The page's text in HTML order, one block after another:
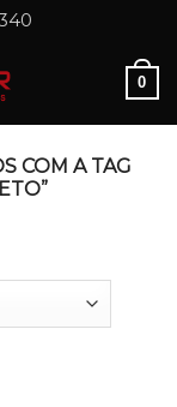
0
COM A TAG